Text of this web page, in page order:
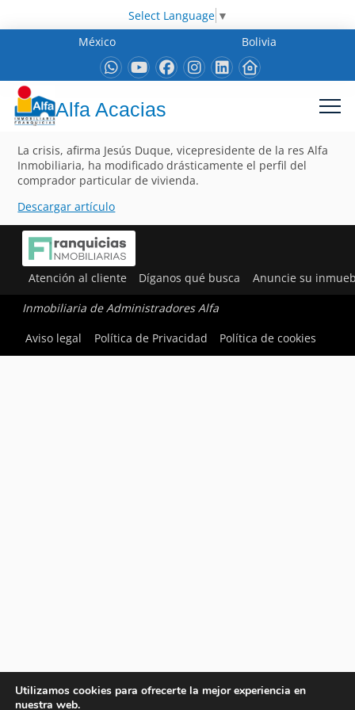
Select Language ▼
México
Bolivia
Alfa Acacias
La crisis, afirma Jesús Duque, vicepresidente de la res Alfa
Inmobiliaria, ha modificado drásticamente el perfil del
comprador particular de vivienda.
Descargar artículo
Atención al cliente Díganos qué busca Anuncie su
Inmobiliaria de Administradores Alfa
Aviso legal
Política de Privacidad Política de cookies
Utilizamos cookies para ofrecerte la mejor experiencia en
nuestra web.